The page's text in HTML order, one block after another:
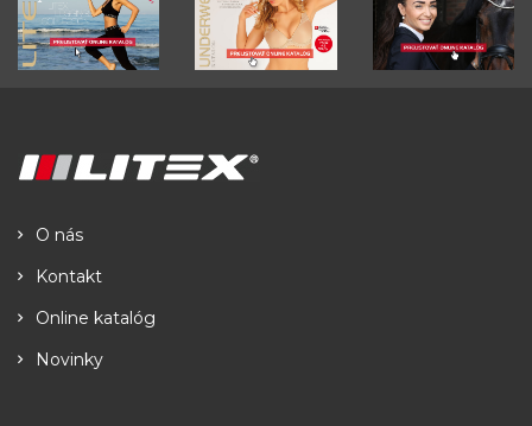
O nás
Kontakt
Online katalóg
Novinky